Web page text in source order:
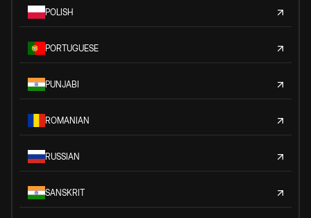
POLISH
PORTUGUESE
PUNJABI
ROMANIAN
RUSSIAN
SANSKRIT